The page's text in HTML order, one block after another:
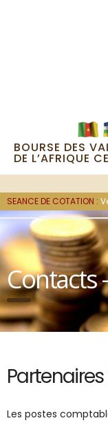
BOURSE DES
DE L’AFRIQUE
SEANCE DE COTATION :
Contacts
Les postes